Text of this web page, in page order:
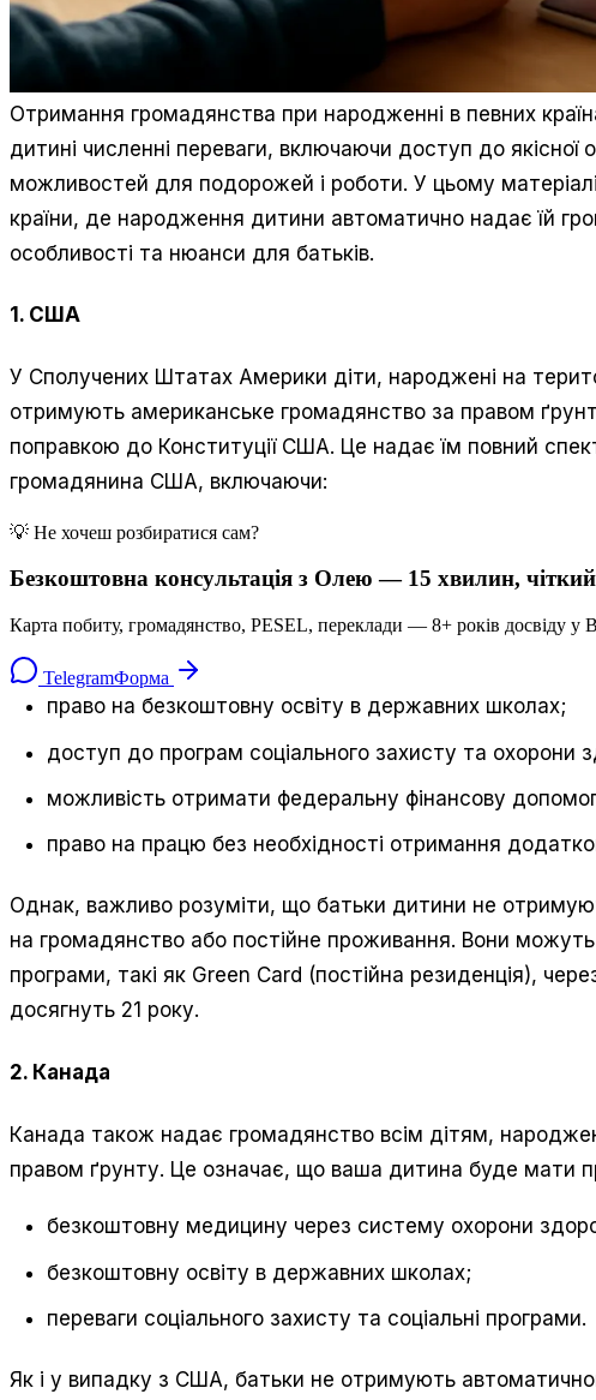
Отримання громадянства при народженні в певних
дитині численні переваги, включаючи доступ до якісної
можливостей для подорожей і роботи. У цьому
країни, де народження дитини автоматично надає їй
особливості та нюанси для батьків.
1. США
У Сполучених Штатах Америки діти, народжені на
отримують американське громадянство за правом
поправкою до Конституції США. Це надає їм повний
громадянина США, включаючи:
💡 Не хочеш розбиратися сам?
Безкоштовна консультація з Олею — 15 хвилин,
Карта побиту, громадянство, PESEL, переклади — 8+ років досвіду у
TelegramФорма
право на безкоштовну освіту в державних школах;
доступ до програм соціального захисту та охорони
можливість отримати федеральну фінансову
право на працю без необхідності отримання
Однак, важливо розуміти, що батьки дитини не
на громадянство або постійне проживання. Вони можуть
програми, такі як Green Card (постійна резиденція),
досягнуть 21 року.
2. Канада
Канада також надає громадянство всім дітям,
правом ґрунту. Це означає, що ваша дитина буде мати
безкоштовну медицину через систему охорони
безкоштовну освіту в державних школах;
переваги соціального захисту та соціальні програми.
Як і у випадку з США, батьки не отримують